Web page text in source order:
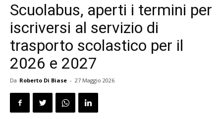
Scuolabus, aperti i termini per
iscriversi al servizio di
trasporto scolastico per il
2026 e 2027
Da Roberto Di Biase - 27 Maggio 2026